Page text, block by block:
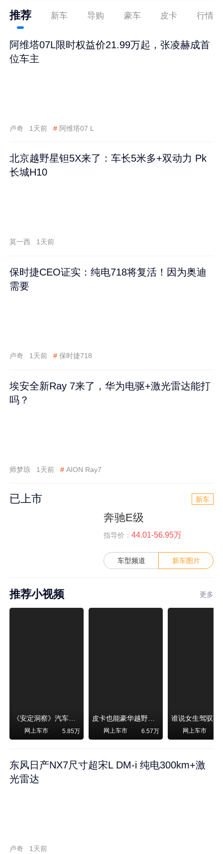
推荐 新车 导购 豪车 皮卡 行情
阿维塔07L限时权益价21.99万起，张凌赫成首
位车主
卢奇 1天前 # 阿维塔07 L
北京越野星钽5X来了：车长5米多+双动力 Pk
长城H10
莫一西 1天前
保时捷CEO证实：纯电718将复活！因为奥迪
需要
卢奇 1天前 # 保时捷718
埃安全新Ray 7来了，华为电驱+激光雷达能打
吗？
师梦琼 1天前 # AION Ray7
已上市 新车
奔驰E级
指导价： 44.01-56.95万
车型频道 新车图片
推荐小视频 更多
《安定洞察》汽车烧不烧油，和石油安全无关！
网上车市 5.85万
皮卡也能豪华越野！纵横F700上市，限时卖29.99万起
网上车市 6.57万 网上车市
东风日产NX7尺寸超宋L DM-i 纯电300km+激
光雷达
卢奇 1天前